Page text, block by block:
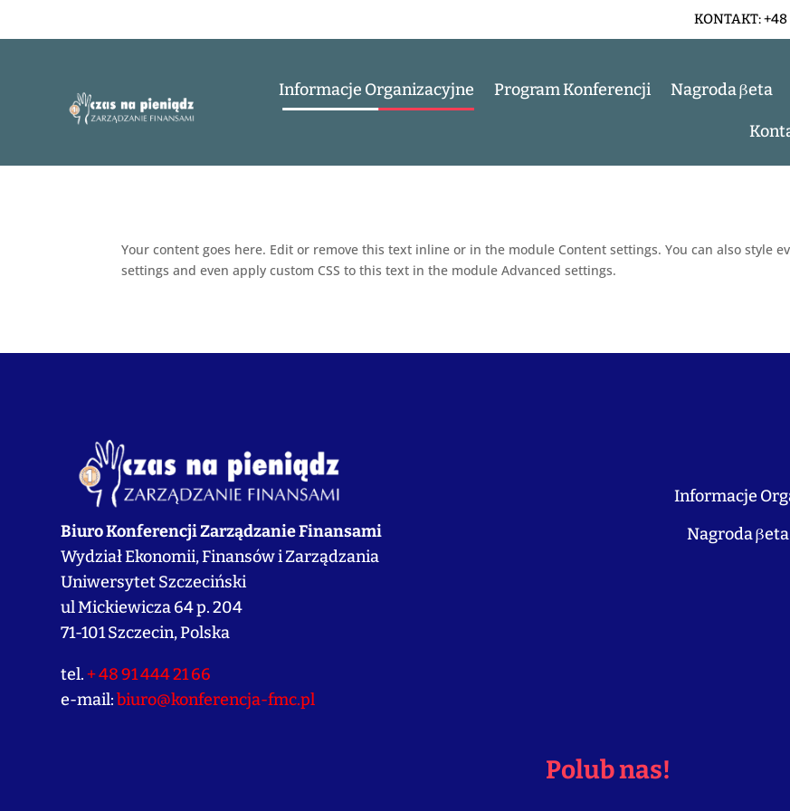
KONTAKT:+48
Informacje Organizacyjne Program Konferencji Nagroda βeta
Your content goes here. Edit or remove this text inline or in the module Content settings. You can also style
settings and even apply custom CSS to this text in the module Advanced settings.
Biuro Konferencji Zarządzanie Finansami
Wydział Ekonomii, Finansów i Zarządzania
Uniwersytet Szczeciński
ul Mickiewicza 64 p. 204
71-101 Szczecin, Polska
tel.+ 48 91 444 21 66
e-mail:biuro@konferencja-fmc.pl
Informacje
Nagroda βeta
Polub nas!